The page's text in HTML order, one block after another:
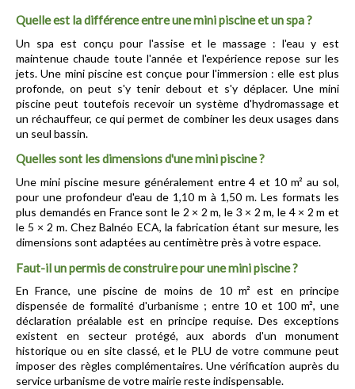
Quelle est la différence entre une mini piscine et un spa ?
Un spa est conçu pour l'assise et le massage : l'eau y est
maintenue chaude toute l'année et l'expérience repose sur les
jets. Une mini piscine est conçue pour l'immersion : elle est plus
profonde, on peut s'y tenir debout et s'y déplacer. Une mini
piscine peut toutefois recevoir un système d'hydromassage et
un réchauffeur, ce qui permet de combiner les deux usages dans
un seul bassin.
Quelles sont les dimensions d'une mini piscine ?
Une mini piscine mesure généralement entre 4 et 10 m² au sol,
pour une profondeur d'eau de 1,10 m à 1,50 m. Les formats les
plus demandés en France sont le 2 × 2 m, le 3 × 2 m, le 4 × 2 m et
le 5 × 2 m. Chez Balnéo ECA, la fabrication étant sur mesure, les
dimensions sont adaptées au centimètre près à votre espace.
Faut-il un permis de construire pour une mini piscine ?
En France, une piscine de moins de 10 m² est en principe
dispensée de formalité d'urbanisme ; entre 10 et 100 m², une
déclaration préalable est en principe requise. Des exceptions
existent en secteur protégé, aux abords d'un monument
historique ou en site classé, et le PLU de votre commune peut
imposer des règles complémentaires. Une vérification auprès du
service urbanisme de votre mairie reste indispensable.